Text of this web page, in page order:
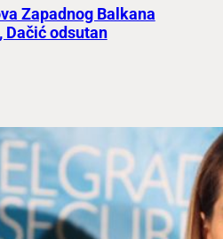
Zapadnog Balkana
Dačić odsutan